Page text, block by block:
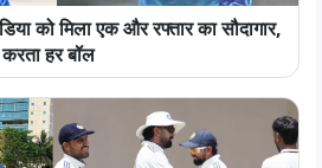
को मिला एक और रफ्तार का सौदागार,
हर बॉल